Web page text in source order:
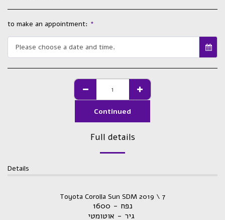
to make an appointment: *
Please choose a date and time.
Continued
Full details
Details
Toyota Corolla Sun SDM 2019 \ 7
נפח - 1600